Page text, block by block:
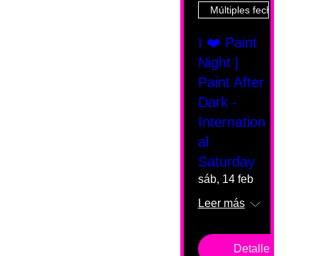
Múltiples fechas
I ❤️ Paint
Night |
Paint After
Dark -
Internation
al
Saturday
sáb, 14 feb
Leer más
Detalles